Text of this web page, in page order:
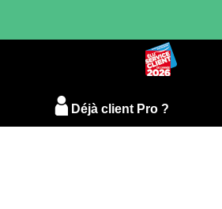
Déjà client Pro ?